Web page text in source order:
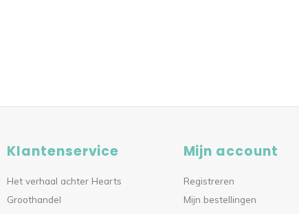
Klantenservice
Het verhaal achter Hearts
Groothandel
Mijn account
Registreren
Mijn bestellingen